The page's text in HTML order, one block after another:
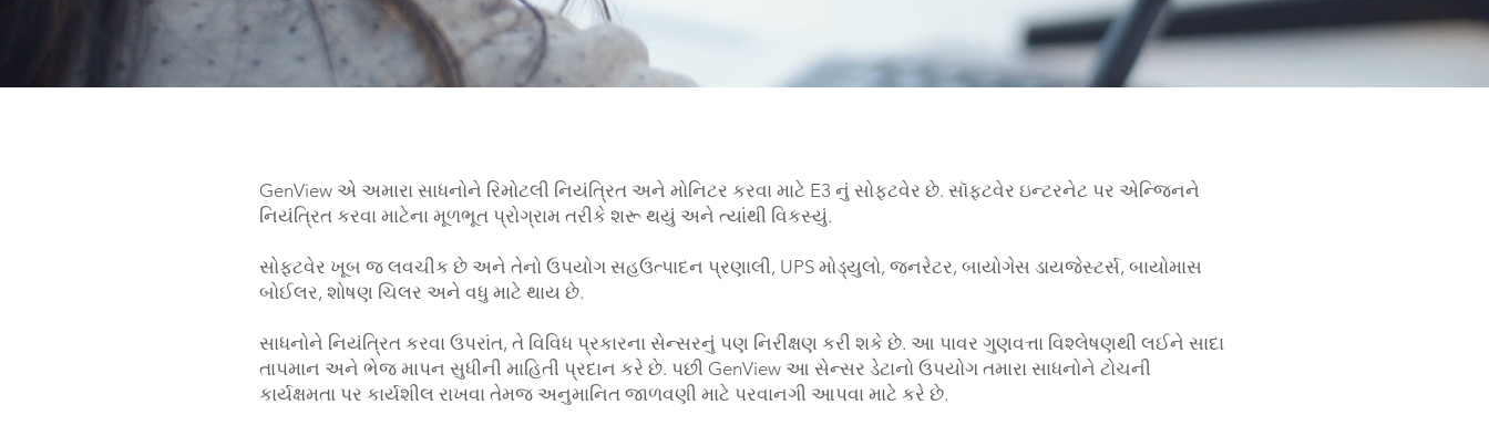
GenView એ અમારા સાધનોને રિમોટલી નિયંત્રિત અને મોનિટર કરવા માટે E3 નું સોફ્ટવેર છે. સૉફ્ટવેર ઇન્ટરનેટ પર એન્જિનને
નિયંત્રિત કરવા માટેના મૂળભૂત પ્રોગ્રામ તરીકે શરૂ થયું અને ત્યાંથી વિકસ્યું.
સોફ્ટવેર ખૂબ જ લવચીક છે અને તેનો ઉપયોગ સહઉત્પાદન પ્રણાલી, UPS મોડ્યુલો, જનરેટર, બાયોગેસ ડાયજેસ્ટર્સ, બાયોમાસ
બોઈલર, શોષણ ચિલર અને વધુ માટે થાય છે.
સાધનોને નિયંત્રિત કરવા ઉપરાંત, તે વિવિધ પ્રકારના સેન્સરનું પણ નિરીક્ષણ કરી શકે છે. આ પાવર ગુણવત્તા વિશ્લેષણથી લઈને સાદા
તાપમાન અને ભેજ માપન સુધીની માહિતી પ્રદાન કરે છે. પછી GenView આ સેન્સર ડેટાનો ઉપયોગ તમારા સાધનોને ટોચની
કાર્યક્ષમતા પર કાર્યશીલ રાખવા તેમજ અનુમાનિત જાળવણી માટે પરવાનગી આપવા માટે કરે છે.​